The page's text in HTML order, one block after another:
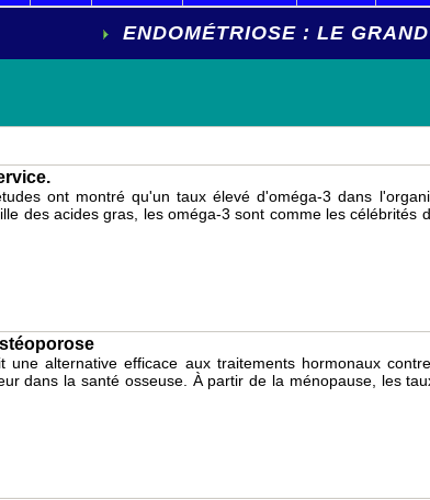
ENDOMÉTRIOSE : LE GRAND
ont montré qu'un taux élevé d'oméga-3 dans
des acides gras, les oméga-3 sont comme les célébrités
alternative efficace aux traitements hormonaux
dans la santé osseuse. À partir de la ménopause, les